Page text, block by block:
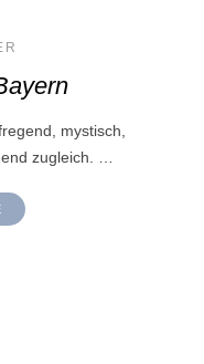
mystisch,
zugleich. …